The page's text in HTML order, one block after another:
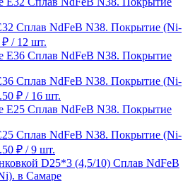
Сплав NdFeB N38. Покрытие (Ni-
₽ / 12 шт.
Сплав NdFeB N38. Покрытие (Ni-
₽ / 16 шт.
Сплав NdFeB N38. Покрытие (Ni-
₽ / 9 шт.